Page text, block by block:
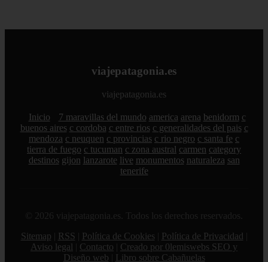
viajepatagonia.es
viajepatagonia.es
Inicio 7 maravillas del mundo america arena benidorm c
buenos aires c cordoba c entre rios c generalidades del pais c
mendoza c neuquen c provincias c rio negro c santa fe c
tierra de fuego c tucuman c zona austral carmen category
destinos gijon lanzarote live monumentos naturaleza san
tenerife
© 2026 viajepatagonia.es. Todos los derechos reservados.
Sitemap
RSS Política de Cookies Política de Privacidad
Aviso legal
Contacto
Creado por 0lemiswebs SEO y
Diseño web
Libro sobre Cabañuelas